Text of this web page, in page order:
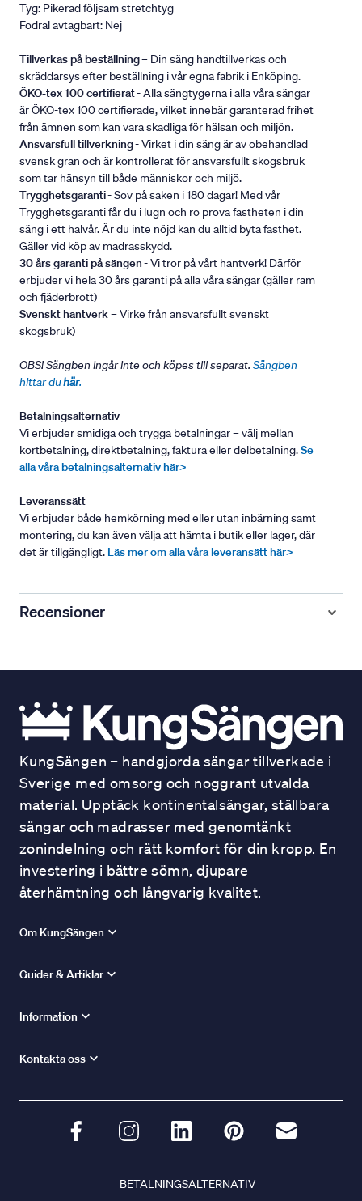
Tyg: Pikerad följsam stretchtyg
Fodral avtagbart: Nej
Tillverkas på beställning– Din säng handtillverkas och
skräddarsys efter beställning i vår egna fabrik i Enköping.
ÖKO-tex 100 certifierat- Alla sängtygerna i alla våra sängar
är ÖKO-tex 100 certifierade, vilket innebär garanterad frihet
från ämnen som kan vara skadliga för hälsan och miljön.
Ansvarsfull tillverkning- Virket i din säng är av obehandlad
svensk gran och är kontrollerat för ansvarsfullt skogsbruk
som tar hänsyn till både människor och miljö.
Trygghetsgaranti- Sov på saken i 180 dagar! Med vår
Trygghetsgaranti får du i lugn och ro prova fastheten i din
säng i ett halvår. Är du inte nöjd kan du alltid byta fasthet.
Gäller vid köp av madrasskydd.
30 års garanti på sängen- Vi tror på vårt hantverk! Därför
erbjuder vi hela 30 års garanti på alla våra sängar (gäller ram
och fjäderbrott)
Svenskt hantverk– Virke från ansvarsfullt svenskt
skogsbruk)
OBS! Sängben ingår inte och köpes till separat. Sängben
hittar duhär.
Betalningsalternativ
Vi erbjuder smidiga och trygga betalningar – välj mellan
kortbetalning, direktbetalning, faktura eller delbetalning.Se
alla våra betalningsalternativ här>
Leveranssätt
Vi erbjuder både hemkörning med eller utan inbärning samt
montering, du kan även välja att hämta i butik eller lager, där
det är tillgängligt. Läs mer om alla våra leveransätt här>
Recensioner
KungSängen – handgjorda sängar tillverkade i
Sverige med omsorg och noggrant utvalda
material. Upptäck kontinentalsängar, ställbara
sängar och madrasser med genomtänkt
zonindelning och rätt komfort för din kropp. En
investering i bättre sömn, djupare
återhämtning och långvarig kvalitet.
Om KungSängen
Guider & Artiklar
Information
Kontakta oss
BETALNINGSALTERNATIV